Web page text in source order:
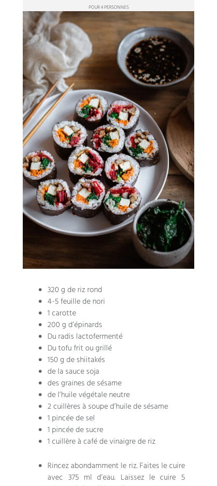
POUR 4 PERSONNES
320 g de riz rond
4-5 feuille de nori
1 carotte
200 g d’épinards
Du radis lactofermenté
Du tofu frit ou grillé
150 g de shiitakés
de la sauce soja
des graines de sésame
de l’huile végétale neutre
2 cuillères à soupe d’huile de sésame
1 pincée de sel
1 pincée de sucre
1 cuillère à café de vinaigre de riz
Rincez abondamment le riz. Faites le cuire
avec 375 ml d’eau. Laissez le cuire 5